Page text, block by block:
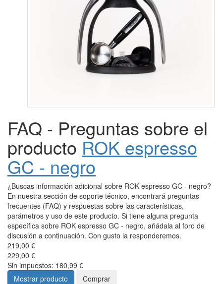
FAQ - Preguntas sobre el
producto ROK espresso
GC - negro
¿Buscas información adicional sobre ROK espresso GC - negro?
En nuestra sección de soporte técnico, encontrará preguntas
frecuentes (FAQ) y respuestas sobre las características,
parámetros y uso de este producto. Si tiene alguna pregunta
específica sobre ROK espresso GC - negro, añádala al foro de
discusión a continuación. Con gusto la responderemos.
219,00 €
229,00 €
Sin impuestos: 180,99 €
Mostrar producto
Comprar